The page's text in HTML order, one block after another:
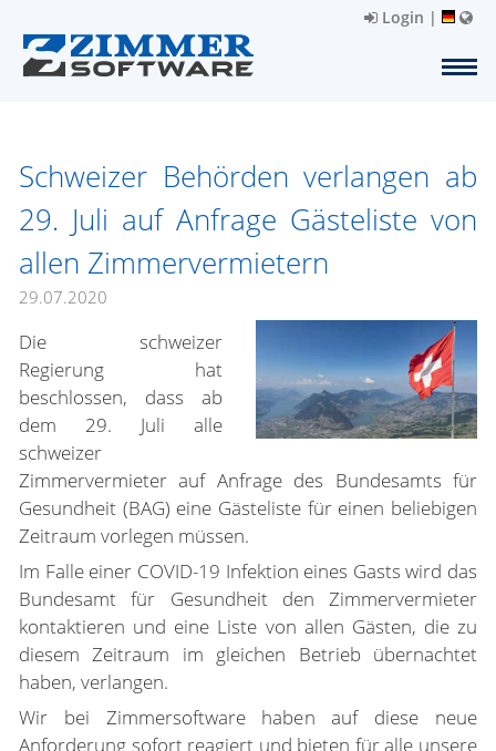
Login |
Schweizer Behörden verlangen ab
29. Juli auf Anfrage Gästeliste von
allen Zimmervermietern
29.07.2020
Die schweizer
Regierung hat
beschlossen, dass ab
dem 29. Juli alle
schweizer
Zimmervermieter auf Anfrage des Bundesamts für
Gesundheit (BAG) eine Gästeliste für einen beliebigen
Zeitraum vorlegen müssen.
Im Falle einer COVID-19 Infektion eines Gasts wird das
Bundesamt für Gesundheit den Zimmervermieter
kontaktieren und eine Liste von allen Gästen, die zu
diesem Zeitraum im gleichen Betrieb übernachtet
haben, verlangen.
Wir bei Zimmersoftware haben auf diese neue
Anforderung sofort reagiert und bieten für alle unsere